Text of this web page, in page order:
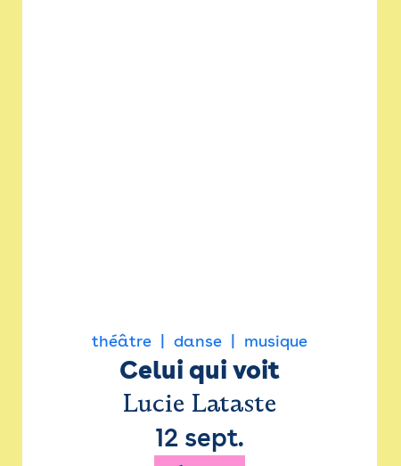
théâtre danse musique
Celui qui voit
Lucie Lataste
12 sept.